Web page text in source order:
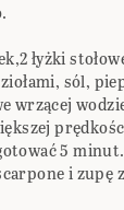
łyżki
sól,
wrzącej
5
i zupę